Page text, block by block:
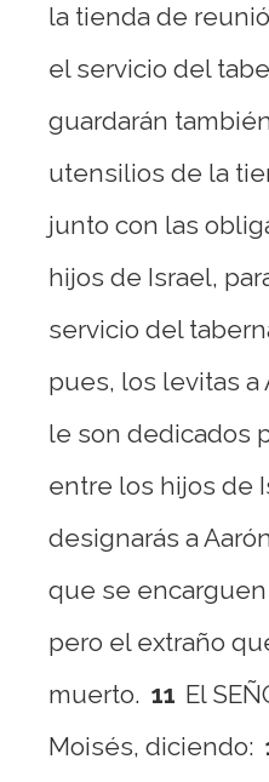
la tienda de
el servicio del
guardarán
utensilios de la
junto con las
hijos de Israel,
servicio del
pues, los levitas a
le son dedicados
entre los hijos de
designarás a
que se
pero el extraño
muerto. 11 El
Moisés, diciendo: